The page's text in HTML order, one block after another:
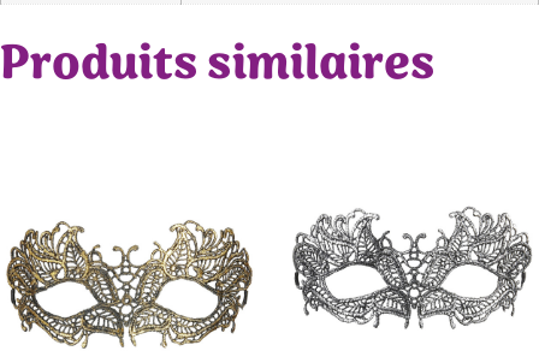
Produits similaires